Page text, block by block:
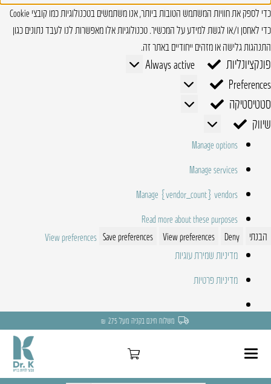
כדי לספק את חוויות המשתמש הטובות ביותר, אנו משתמשים בטכנולוגיות כמו קובצי Cookie
כדי לאחסן ו/או לגשת למידע על המכשיר. טכנולוגיות אלו מאפשרות לנו לעבד נתונים כגון
התנהגות גלישה או מזהים ייחודיים באתר זה.
פונקציונליות פונקציונליות
Always active
Preferences
Preferences
סטטיסטיקה
סטטיסטיקה
שיווק
שיווק
Manage options
Manage services
Manage {vendor_count} vendors
Read more about these purposes
הבנתי
Deny
View preferences
Save preferences
View preferences
מדיניות שמירת עוגיות
מדיניות פרטיות
משלוח חינם בקניה מעל 275 ₪